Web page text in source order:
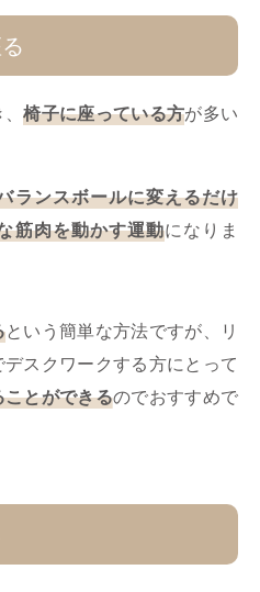
、椅子に座っている方が多い
ランスボールに変えるだけ
筋肉を動かす運動になりま
という簡単な方法ですが、リ
スクワークする方にとって
ことができるのでおすすめで